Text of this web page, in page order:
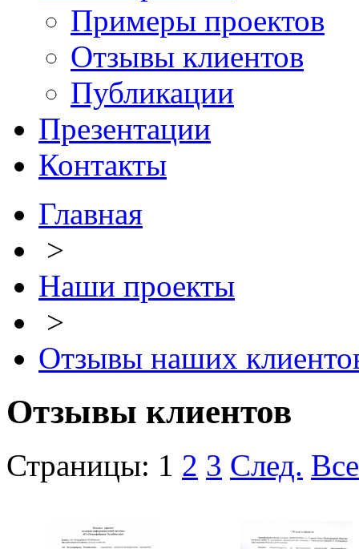
Примеры проектов
Отзывы клиентов
Публикации
Презентации
Контакты
Главная
>
Наши проекты
>
Отзывы наших
Отзывы клиентов
Страницы: 1 2 3 След. Все